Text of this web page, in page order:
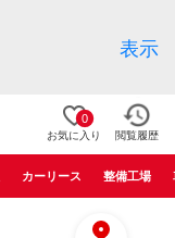
表示
0
お気に入り 閲覧履歴
カーリース 整備工場